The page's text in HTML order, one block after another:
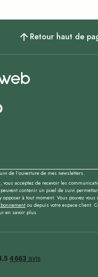
Retour haut de
de l'ouverture de mes newsletters.
vous acceptez de recevoir les
contenir un pixel de suivi
opposer à tout moment. Vous pouvez
ou depuis votre espace client.
en savoir plus.